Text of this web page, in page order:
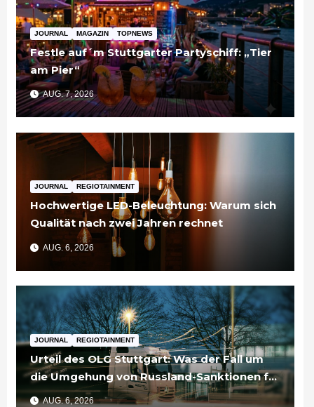
JOURNAL MAGAZIN TOPNEWS
Festle auf´m Stuttgarter Partyschiff: „Tier
am Pier“
AUG. 7, 2026
JOURNAL REGIOTAINMENT
Hochwertige LED-Beleuchtung: Warum sich
Qualität nach zwei Jahren rechnet
AUG. 6, 2026
JOURNAL REGIOTAINMENT
Urteil des OLG Stuttgart: Was der Fall um
die Umgehung von Russland-Sanktionen für
Unternehmen bedeutet
AUG. 6, 2026